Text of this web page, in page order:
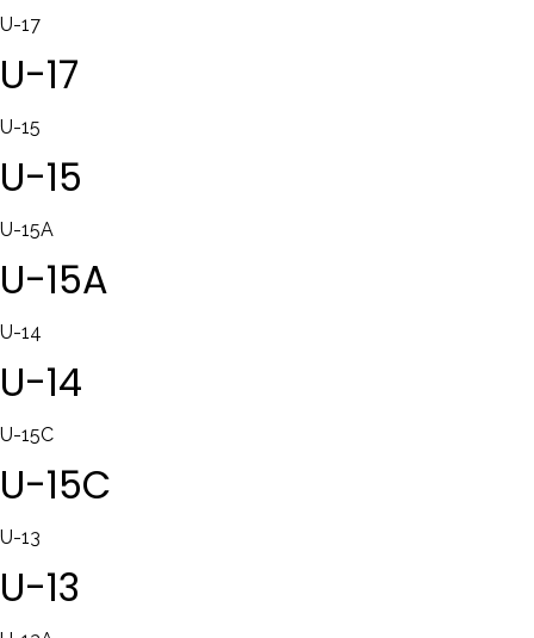
U-17
U-17
U-15
U-15
U-15A
U-15A
U-14
U-14
U-15C
U-15C
U-13
U-13